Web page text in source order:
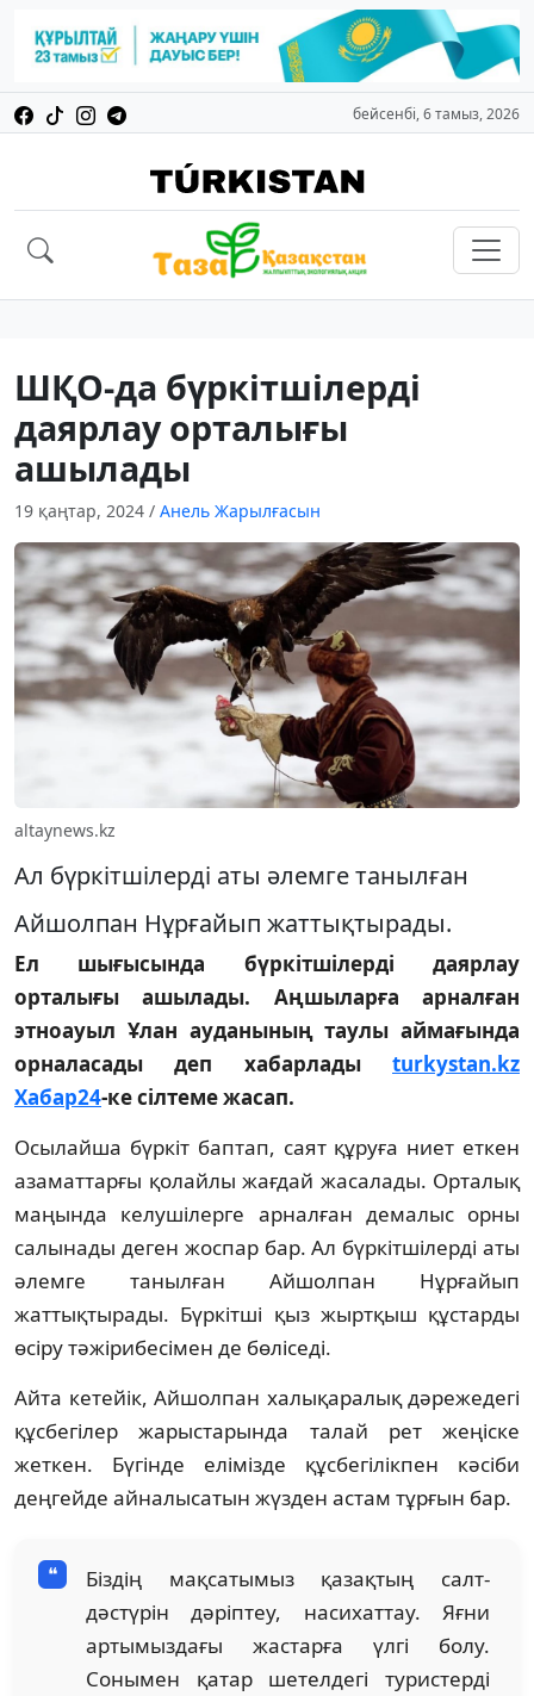
бейсенбі, 6 тамыз, 2026
ШҚО-да бүркітшілерді
даярлау орталығы
ашылады
19 қаңтар, 2024 / Анель Жарылғасын
altaynews.kz
Ал бүркітшілерді аты әлемге танылған
Айшолпан Нұрғайып жаттықтырады.
Ел шығысында бүркітшілерді даярлау
орталығы ашылады. Аңшыларға арналған
этноауыл Ұлан ауданының таулы аймағында
орналасады деп хабарлады turkystan.kz
Хабар24-ке сілтеме жасап.
Осылайша бүркіт баптап, саят құруға ниет еткен
азаматтарғы қолайлы жағдай жасалады. Орталық
маңында келушілерге арналған демалыс орны
салынады деген жоспар бар. Ал бүркітшілерді аты
әлемге танылған Айшолпан Нұрғайып
жаттықтырады. Бүркітші қыз жыртқыш құстарды
өсіру тәжірибесімен де бөліседі.
Айта кетейік, Айшолпан халықаралық дәрежедегі
құсбегілер жарыстарында талай рет жеңіске
жеткен. Бүгінде елімізде құсбегілікпен кәсіби
деңгейде айналысатын жүзден астам тұрғын бар.
Біздің мақсатымыз қазақтың салт-
дәстүрін дәріптеу, насихаттау. Яғни
артымыздағы жастарға үлгі болу.
Сонымен қатар шетелдегі туристерді